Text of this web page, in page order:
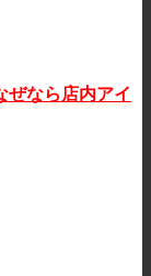
なら店内アイ